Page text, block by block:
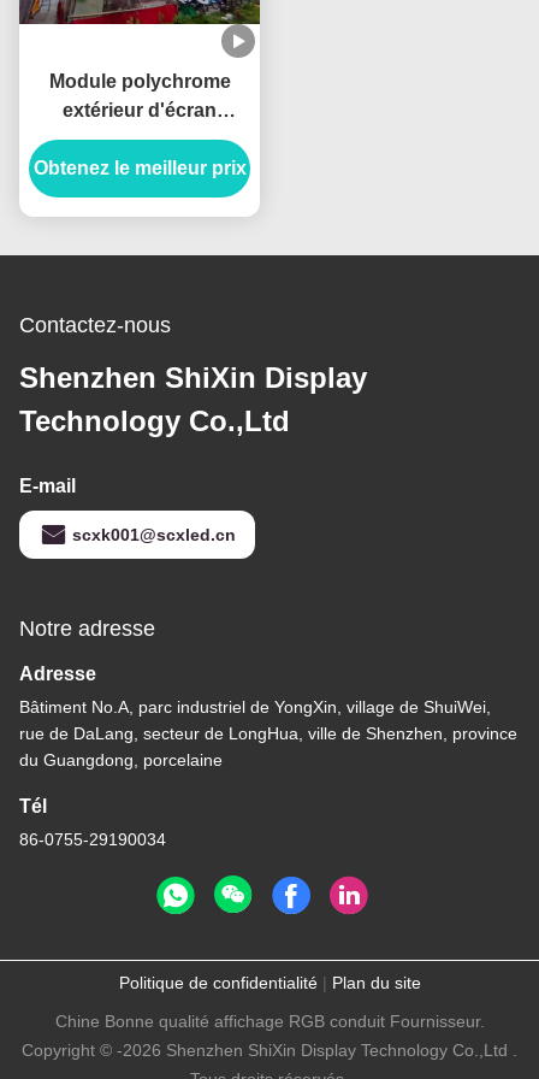
Module polychrome
extérieur d'écran
d'affichage à LED
d'IP65 IP67 P6 SMD2727
RVB 32x32
Obtenez le meilleur prix
Contactez-nous
Shenzhen ShiXin Display
Technology Co.,Ltd
E-mail
scxk001@scxled.cn
Notre adresse
Adresse
Bâtiment No.A, parc industriel de YongXin, village de ShuiWei,
rue de DaLang, secteur de LongHua, ville de Shenzhen, province
du Guangdong, porcelaine
Tél
86-0755-29190034
Politique de confidentialité| Plan du site
Chine Bonne qualité affichage RGB conduit Fournisseur.
Copyright © -2026 Shenzhen ShiXin Display Technology Co.,Ltd .